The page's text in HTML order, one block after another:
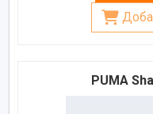
PUMA